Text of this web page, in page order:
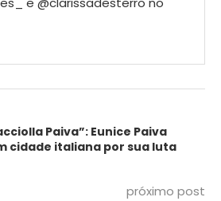
Paiva”: Eunice Paiva
cidade italiana por sua luta
próximo post